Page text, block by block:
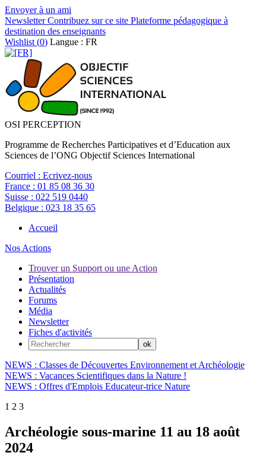
Envoyer à un ami
NewsletterContribuez sur ce site Plateforme pédagogique à
destination des enseignants
Wishlist (0) Langue : FR
OSI PERCEPTION
Programme de Recherches Participatives et d’Education aux
Sciences de l’ONG Objectif Sciences International
Courriel : Ecrivez-nous
France : 01 85 08 36 30
Suisse : 022 519 0440
Belgique : 023 18 35 65
Accueil
Nos Actions
Trouver un Support ou une Action
Présentation
Actualités
Forums
Média
Newsletter
Fiches d'activités
NEWS : Classes de Découvertes Environnement et Archéologie
NEWS : Vacances Scientifiques dans la Nature !
NEWS : Offres d'Emplois Educateur-trice Nature
1 2 3
Archéologie sous-marine 11 au 18 août
2024